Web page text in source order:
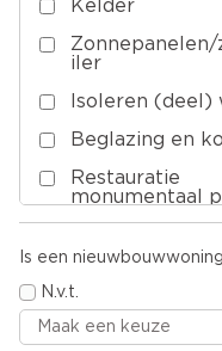
Kelder
Zonnepanelen/
iler
Isoleren (deel)
Beglazing en
Restauratie
monumentaal
Overige
Is een
N.v.t.